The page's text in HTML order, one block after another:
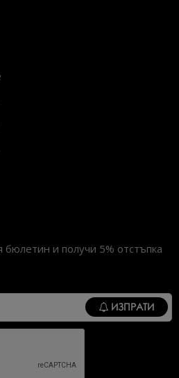
бюлетин и получи 5% отстъпка
ИЗПРАТИ